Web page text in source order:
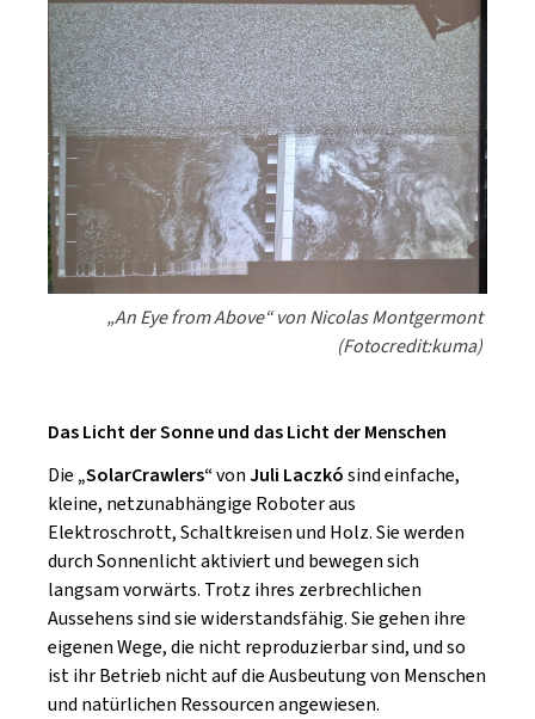
„An Eye from Above“ von Nicolas Montgermont
(Fotocredit:kuma)
Das Licht der Sonne und das Licht der Menschen
Die„SolarCrawlers“vonJuli Laczkósind einfache,
kleine, netzunabhängige Roboter aus
Elektroschrott, Schaltkreisen und Holz. Sie werden
durch Sonnenlicht aktiviert und bewegen sich
langsam vorwärts. Trotz ihres zerbrechlichen
Aussehens sind sie widerstandsfähig. Sie gehen ihre
eigenen Wege, die nicht reproduzierbar sind, und so
ist ihr Betrieb nicht auf die Ausbeutung von Menschen
und natürlichen Ressourcen angewiesen.